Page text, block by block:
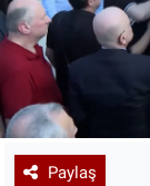
Paylaş